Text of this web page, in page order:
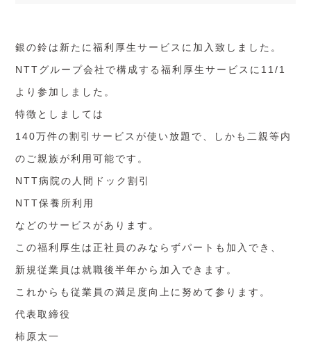
銀の鈴は新たに福利厚生サービスに加入致しました。
NTTグループ会社で構成する福利厚生サービスに11/1
より参加しました。
特徴としましては
140万件の割引サービスが使い放題で、しかも二親等内
のご親族が利用可能です。
NTT病院の人間ドック割引
NTT保養所利用
などのサービスがあります。
この福利厚生は正社員のみならずパートも加入でき、
新規従業員は就職後半年から加入できます。
これからも従業員の満足度向上に努めて参ります。
代表取締役
柿原太一